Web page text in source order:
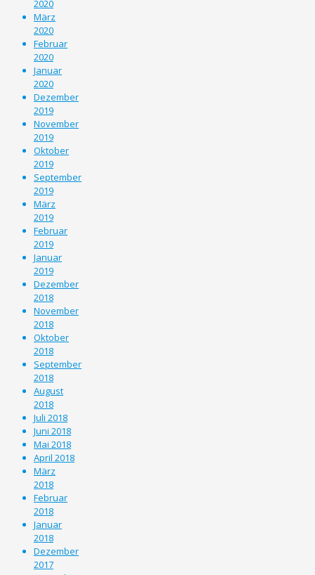
2020
März
2020
Februar
2020
Januar
2020
Dezember
2019
November
2019
Oktober
2019
September
2019
März
2019
Februar
2019
Januar
2019
Dezember
2018
November
2018
Oktober
2018
September
2018
August
2018
Juli 2018
Juni 2018
Mai 2018
April 2018
März
2018
Februar
2018
Januar
2018
Dezember
2017